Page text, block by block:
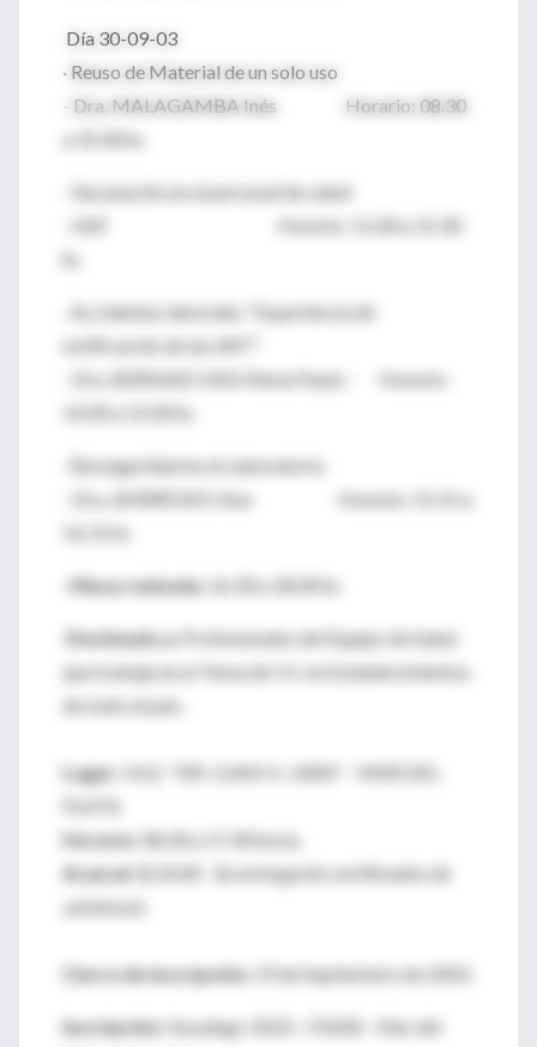
Día 30-09-03
· Reuso de Material de un solo uso
- Dra. MALAGAMBA Inés Horario: 08.30
a 10.30 hs
· Vacunación en el personal de salud
- SAP Horario: 11.00 a 12.30
· Accidentes laborales "Experiencia de
notificación de las ART"
- Dra. BERNAECHEA María Paula - Horario:
14.00 a 15.00 hs
· Bioseguridad en el Laboratorio
- Dra. AMBROSIO Ana Horario: 15.15 a
16.15 hs
Mesa redonda: 16.30 a 18.00 hs
Destinado a:
Profesionales del Equipo de Salud
que trabaje en el Tema de I.H. en Establecimientos
de todo el país.
Lugar:
I.N.E. "DR. JUAN H. JARA" - MAR DEL
Horario:
08.30 a 17.30 horas
Arancel:
$ 20.00
Se entregarán certificados de
asistencia
Cierre de inscripción: 19 de Septiembre de 2003
Inscripción:
Ituzaingo 3520 - (7600) - Mar del